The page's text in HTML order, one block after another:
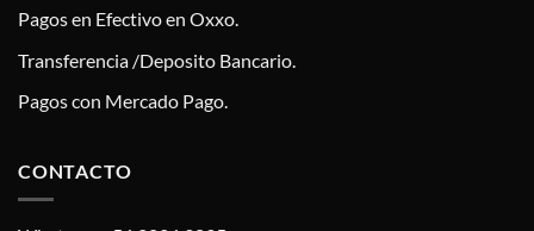
Pagos en Efectivo en Oxxo.
Transferencia /Deposito Bancario.
Pagos con Mercado Pago.
CONTACTO